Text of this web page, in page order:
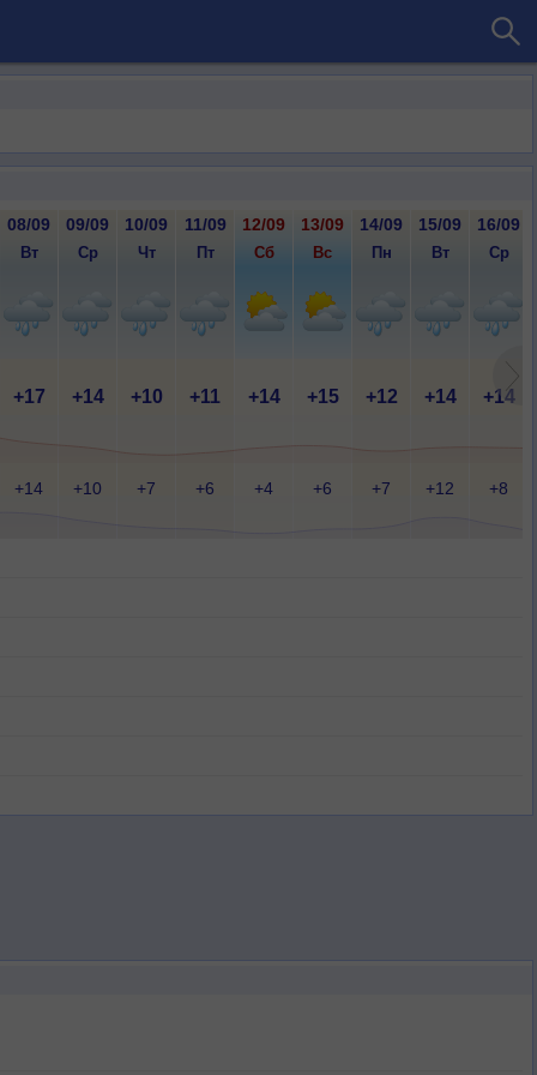
08/09 09/09 10/09 11/09 12/09 13/09 14/09 15/09 16/09
Вт Ср Чт Пт Сб Вс Пн Вт Ср
+17 +14 +10 +11 +14 +15 +12 +14 +14
+14 +10 +7 +6 +4 +6 +7 +12 +8